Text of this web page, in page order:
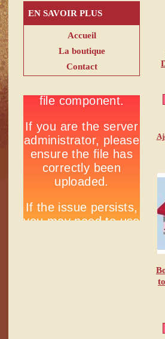
EN SAVOIR PLUS
Accueil
La boutique
Contact